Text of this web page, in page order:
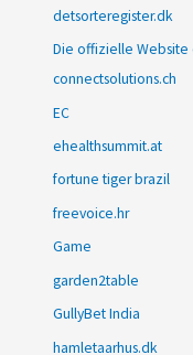
detsorteregister.dk
Die offizielle Website
connectsolutions.ch
EC
ehealthsummit.at
fortune tiger brazil
freevoice.hr
Game
garden2table
GullyBet India
hamletaarhus.dk